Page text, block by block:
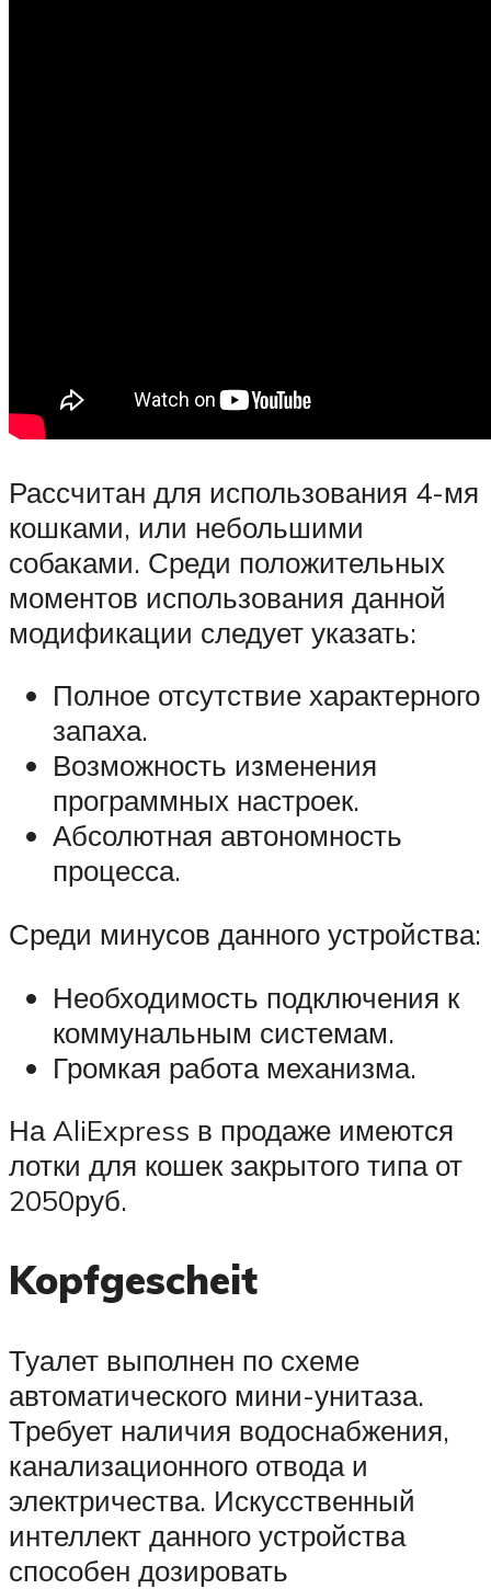
Рассчитан для использования 4-мя
кошками, или небольшими
собаками. Среди положительных
моментов использования данной
модификации следует указать:
Полное отсутствие характерного
запаха.
Возможность изменения
программных настроек.
Абсолютная автономность
процесса.
Среди минусов данного устройства:
Необходимость подключения к
коммунальным системам.
Громкая работа механизма.
На AliExpress в продаже имеются
лотки для кошек закрытого типа от
2050руб.
Kopfgescheit
Туалет выполнен по схеме
автоматического мини-унитаза.
Требует наличия водоснабжения,
канализационного отвода и
электричества. Искусственный
интеллект данного устройства
способен дозировать